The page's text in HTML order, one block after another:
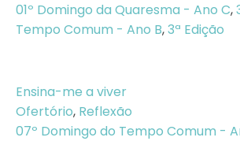
01º Domingo da Quaresma - Ano C,
Tempo Comum - Ano B,3ª Edição
Ensina-me a viver
Ofertório, Reflexão
07º Domingo do Tempo Comum -